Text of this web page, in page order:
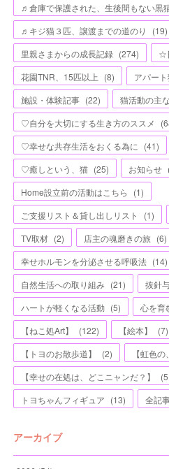
♬倉庫で保護された、生後間もない黒
♬キジ猫３匹、譲渡までの道のり
(19)
里親さまからの成長記録 (274) ☆
花園TNR、15匹以上 (8) アパー
施設・体験記事 (22) 猫活動の主
♡自分を大切にする生き方のススメ
(
♡幸せな共存生活をおくる為に (41)
♡癒しという、猫 (25) お知らせ
Home設立前の活動はこちら
(1)
ご支援リスト＆貸し出しリスト
(1)
TV取材 (2) 店主の魂磨きの旅 (6)
幸せホルモンを分泌させる呼吸法 (14)
自然生活への取り組み (21) 抜針
ハートが軽くなる活動 (5) 心を育
【ねこ処Art】
(122) 【絵本】 (7)
【トヨのお散歩道】
(2) 【虹色
【幸せの在処は、どこニャンだ？】
(
トヨちゃんフィギュア (13) 全記
アーカイブ